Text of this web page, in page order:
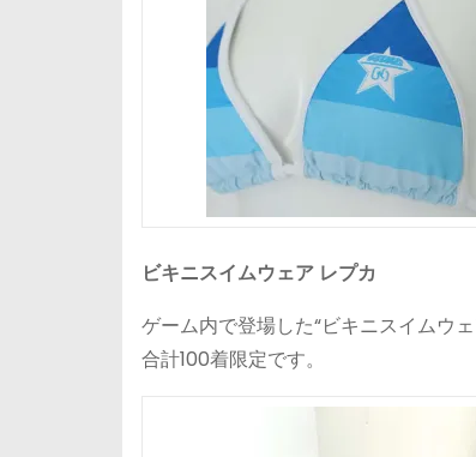
ビキニスイムウェア レプカ
ゲーム内で登場した“ビキニスイムウ
合計100着限定です。